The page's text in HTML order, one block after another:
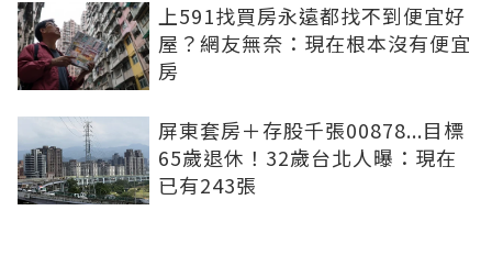
上591找買房永遠都找不到便宜好
屋？網友無奈：現在根本沒有便宜
房
屏東套房＋存股千張00878...目標
65歲退休！32歲台北人曝：現在
已有243張